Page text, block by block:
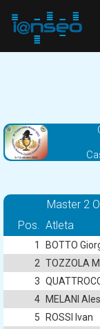
Master 2
Pos. Atleta
1 BOTTO
2 TOZZOLA
3
4
MELANI
5
ROSSI Ivan